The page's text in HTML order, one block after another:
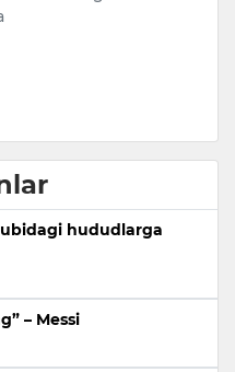
hududlarga
– Messi